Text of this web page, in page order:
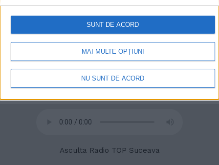
retrageți consimțământul în orice moment, revenind la acest site
și făcând clic pe butonul "Confidențialitate" din partea de jos a
paginii web.
MAI MULTE OPȚIUNI
NU SUNT DE ACORD
SUNT DE ACORD
Asculta Radio TOP Suceava